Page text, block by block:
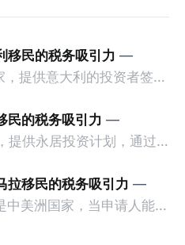
移民的税务吸引力 —
提供意大利的投资者签证
下一项标准才能获得两年
两年内保持投资，则可以
申请续签3年。当投资者经
大利停留270天），申请
民的税务吸引力 —
提供永居投资计划，通过满
度的永居投资计划要求申
途径投资印度： * 申请
亿卢比（约合773万人民
亿卢比（约合1933万人民
拉移民的税务吸引力 —
美洲国家，当申请人能够
那么可以申请永久居留计